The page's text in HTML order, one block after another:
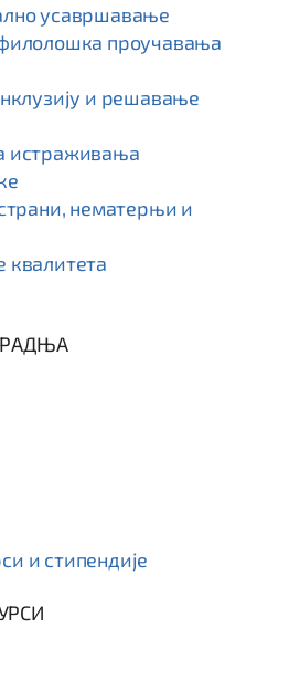
усавршавање
проучавања
и решавање
истраживања
нематерњи и
квалитета
и стипендије